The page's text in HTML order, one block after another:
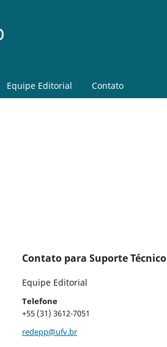
Equipe Editorial Contato
Contato para Suporte Técnico
Equipe Editorial
Telefone
+55 (31) 3612-7051
redepp@ufv.br